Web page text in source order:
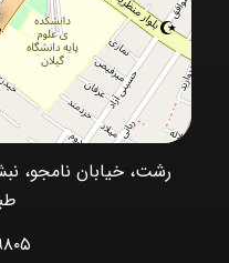
رشت، خیابان نامجو،